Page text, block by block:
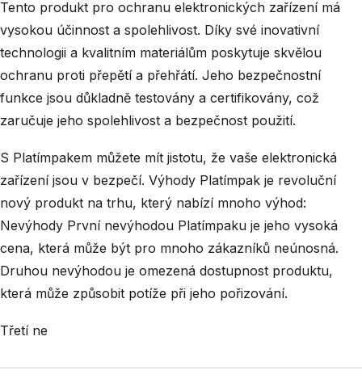
Tento produkt pro ochranu elektronických zařízení má
vysokou účinnost a spolehlivost. Díky své inovativní
technologii a kvalitním materiálům poskytuje skvělou
ochranu proti přepětí a přehřátí. Jeho bezpečnostní
funkce jsou důkladně testovány a certifikovány, což
zaručuje jeho spolehlivost a bezpečnost použití.
S Platímpakem můžete mít jistotu, že vaše elektronická
zařízení jsou v bezpečí. Výhody Platímpak je revoluční
nový produkt na trhu, který nabízí mnoho výhod:
Nevýhody První nevýhodou Platímpaku je jeho vysoká
cena, která může být pro mnoho zákazníků neúnosná.
Druhou nevýhodou je omezená dostupnost produktu,
která může způsobit potíže při jeho pořizování.
Třetí ne